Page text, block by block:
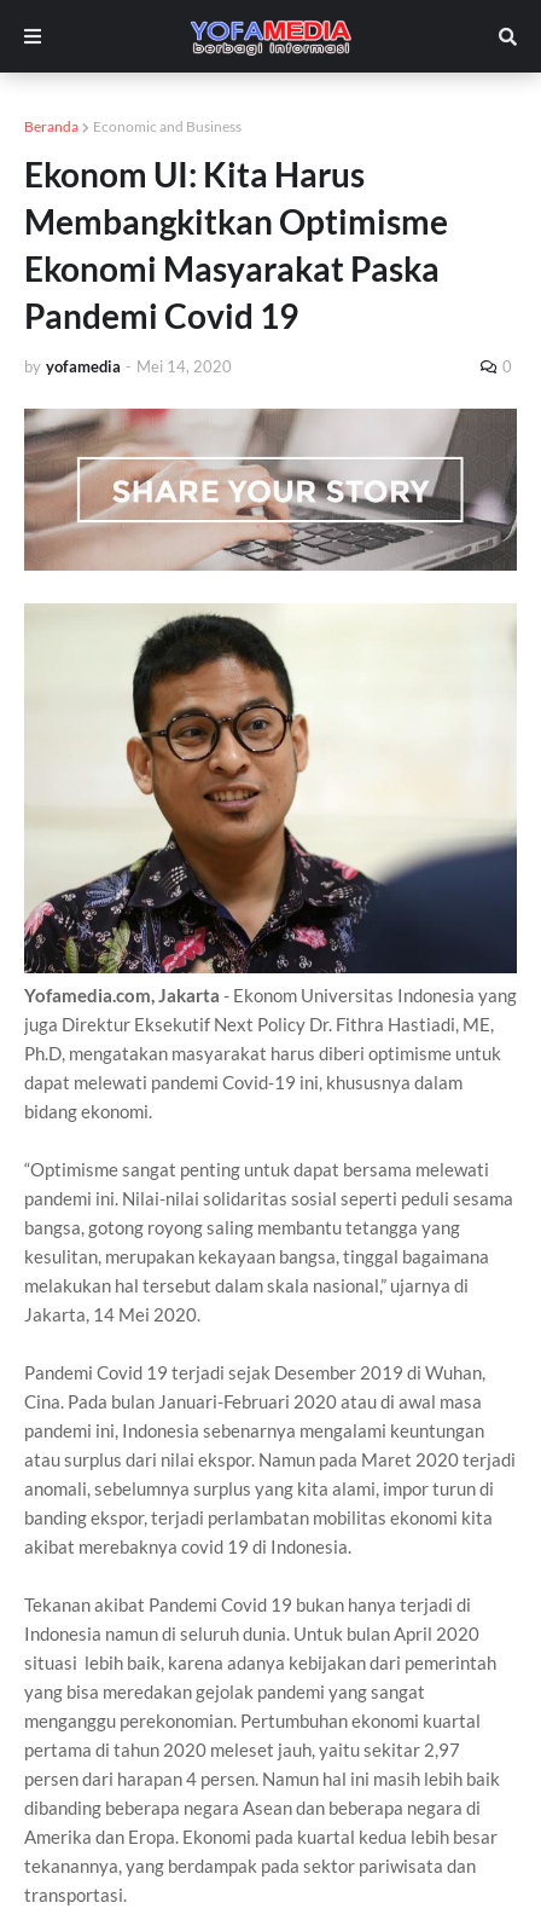
Beranda Economic and Business
Ekonom UI: Kita Harus
Membangkitkan Optimisme
Ekonomi Masyarakat Paska
Pandemi Covid 19
by yofamedia - Mei 14, 2020 0
Yofamedia.com, Jakarta - Ekonom Universitas Indonesia yang
juga Direktur Eksekutif Next Policy Dr. Fithra Hastiadi, ME,
Ph.D, mengatakan masyarakat harus diberi optimisme untuk
dapat melewati pandemi Covid-19 ini, khususnya dalam
bidang ekonomi.
“Optimisme sangat penting untuk dapat bersama melewati
pandemi ini. Nilai-nilai solidaritas sosial seperti peduli sesama
bangsa, gotong royong saling membantu tetangga yang
kesulitan, merupakan kekayaan bangsa, tinggal bagaimana
melakukan hal tersebut dalam skala nasional,” ujarnya di
Jakarta, 14 Mei 2020.
Pandemi Covid 19 terjadi sejak Desember 2019 di Wuhan,
Cina. Pada bulan Januari-Februari 2020 atau di awal masa
pandemi ini, Indonesia sebenarnya mengalami keuntungan
atau surplus dari nilai ekspor. Namun pada Maret 2020 terjadi
anomali, sebelumnya surplus yang kita alami, impor turun di
banding ekspor, terjadi perlambatan mobilitas ekonomi kita
akibat merebaknya covid 19 di Indonesia.
Tekanan akibat Pandemi Covid 19 bukan hanya terjadi di
Indonesia namun di seluruh dunia. Untuk bulan April 2020
situasi lebih baik, karena adanya kebijakan dari pemerintah
yang bisa meredakan gejolak pandemi yang sangat
menganggu perekonomian. Pertumbuhan ekonomi kuartal
pertama di tahun 2020 meleset jauh, yaitu sekitar 2,97
persen dari harapan 4 persen. Namun hal ini masih lebih baik
dibanding beberapa negara Asean dan beberapa negara di
Amerika dan Eropa. Ekonomi pada kuartal kedua lebih besar
tekanannya, yang berdampak pada sektor pariwisata dan
transportasi.